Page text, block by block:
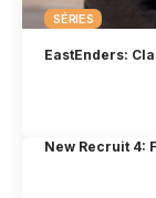
SÉRIES
EastEnders:
New Recruit 4: